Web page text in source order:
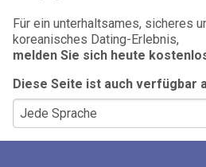
Für ein unterhaltsames, sicheres
koreanisches Dating-Erlebnis,
melden Sie sich heute
Diese Seite ist auch verfügbar